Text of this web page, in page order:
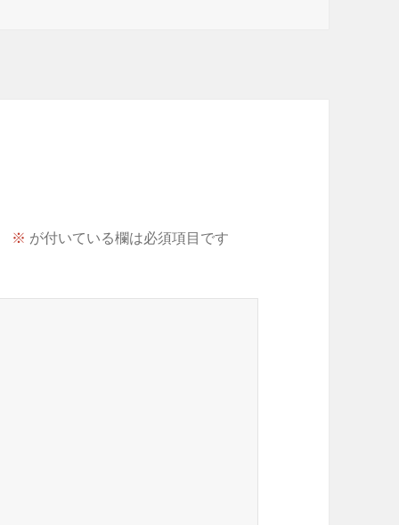
※ が付いている欄は必須項目です